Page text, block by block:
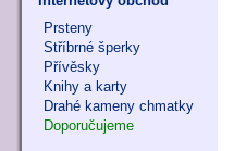
Prsteny
Stříbrné šperky
Přívěsky
Knihy a karty
Drahé kameny chmatky
Doporučujeme